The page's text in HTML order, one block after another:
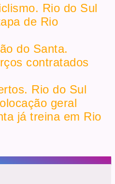
Rio do Sul
de Rio
do Santa.
contratados
Rio do Sul
geral
já treina em Rio